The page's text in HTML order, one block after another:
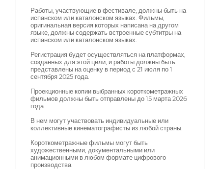
Работы, участвующие в фестивале, должны быть на
испанском или каталонском языках. Фильмы,
оригинальная версия которых написана на другом
языке, должны содержать встроенные субтитры на
испанском или каталонском языках.
Регистрация будет осуществляться на платформах,
созданных для этой цели, и работы должны быть
представлены на оценку в период с 21 июля по 1
сентября 2025 года.
Проекционные копии выбранных короткометражных
фильмов должны быть отправлены до 15 марта 2026
года.
В нем могут участвовать индивидуальные или
коллективные кинематографисты из любой страны.
Короткометражные фильмы могут быть
художественными, документальными или
анимационными в любом формате цифрового
производства.